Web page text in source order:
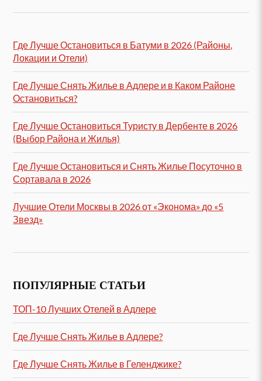
Где Лучше Остановиться в Батуми в 2026 (Районы,
Локации и Отели)
Где Лучше Снять Жилье в Адлере и в Каком Районе
Остановиться?
Где Лучше Остановиться Туристу в Дербенте в 2026
(Выбор Района и Жилья)
Где Лучше Остановиться и Снять Жилье Посуточно в
Сортавала в 2026
Лучшие Отели Москвы в 2026 от «Эконома» до «5
Звезд»
ПОПУЛЯРНЫЕ СТАТЬИ
ТОП-10 Лучших Отелей в Адлере
Где Лучше Снять Жилье в Адлере?
Где Лучше Снять Жилье в Геленджике?